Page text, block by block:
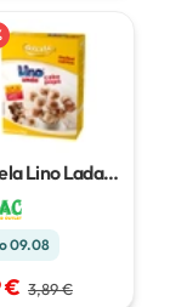
Lino Lada
09.08
€ 3,89 €